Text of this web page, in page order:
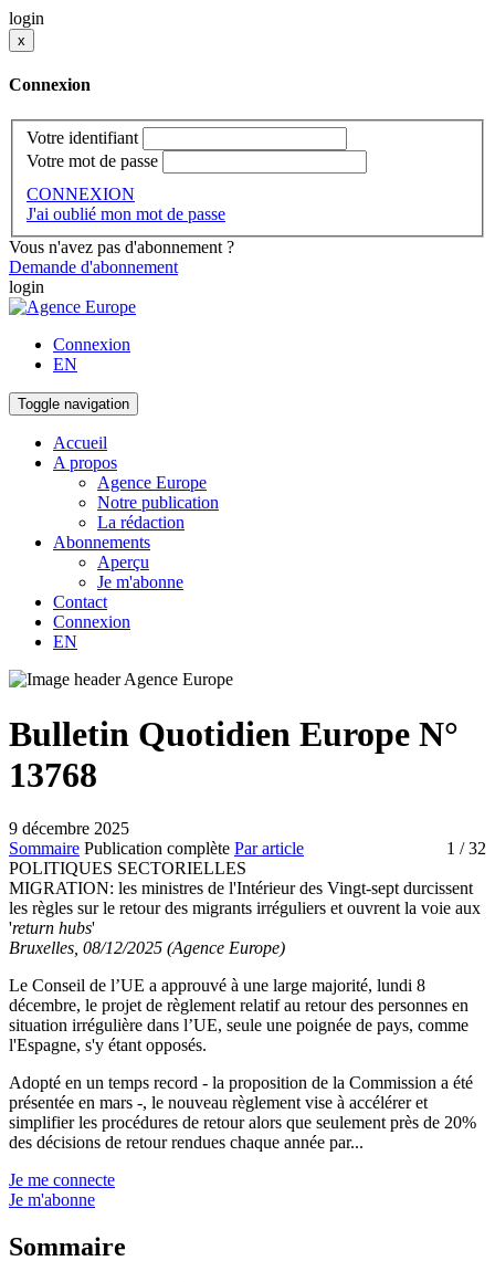
login
x
Connexion
Votre identifiant
Votre mot de passe
CONNEXION
J'ai oublié mon mot de passe
Vous n'avez pas d'abonnement ?
Demande d'abonnement
login
Connexion
EN
Toggle navigation
Accueil
A propos
Agence Europe
Notre publication
La rédaction
Abonnements
Aperçu
Je m'abonne
Contact
Connexion
EN
Bulletin Quotidien Europe N°
13768
9 décembre 2025
Sommaire Publication complète Par article 1 / 32
POLITIQUES SECTORIELLES
MIGRATION: les ministres de l'Intérieur des Vingt-sept durcissent
les règles sur le retour des migrants irréguliers et ouvrent la voie aux
'return hubs'
Bruxelles, 08/12/2025 (Agence Europe)
Le Conseil de l’UE a approuvé à une large majorité, lundi 8
décembre, le projet de règlement relatif au retour des personnes en
situation irrégulière dans l’UE, seule une poignée de pays, comme
l'Espagne, s'y étant opposés.
Adopté en un temps record - la proposition de la Commission a été
présentée en mars -, le nouveau règlement vise à accélérer et
simplifier les procédures de retour alors que seulement près de 20%
des décisions de retour rendues chaque année par...
Je me connecte
Je m'abonne
Sommaire